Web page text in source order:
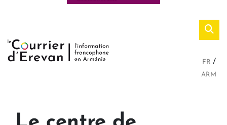
FR
ARM